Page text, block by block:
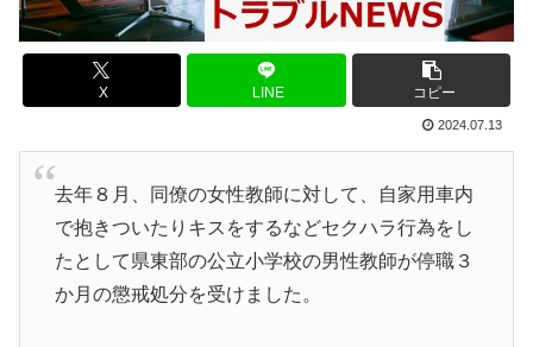
X LINE コピー
2024.07.13
去年８月、同僚の女性教師に対して、自家用車内
で抱きついたりキスをするなどセクハラ行為をし
たとして県東部の公立小学校の男性教師が停職３
か月の懲戒処分を受けました。